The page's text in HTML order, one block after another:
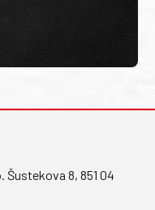
Šustekova 8, 851 04